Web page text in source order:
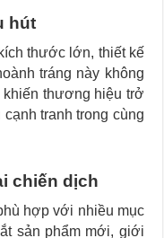
hút
thước lớn, thiết kế
tráng này không
khiến thương hiệu trở
tranh trong cùng
chiến dịch
hợp với nhiều mục
sản phẩm mới, giới